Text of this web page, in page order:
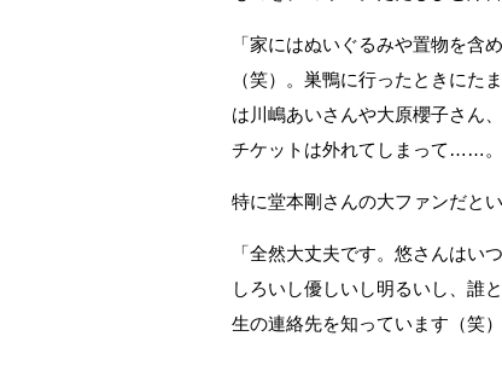
「家にはぬいぐるみや置物を含
（笑）。巣鴨に行ったときにた
は川嶋あいさんや大原櫻子さん
チケットは外れてしまって……。
特に堂本剛さんの大ファンだと
「全然大丈夫です。悠さんはい
しろいし優しいし明るいし、誰
生の連絡先を知っています（笑